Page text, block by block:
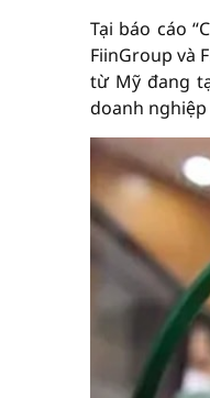
Tại báo cáo
FiinGroup và
từ Mỹ đang
doanh